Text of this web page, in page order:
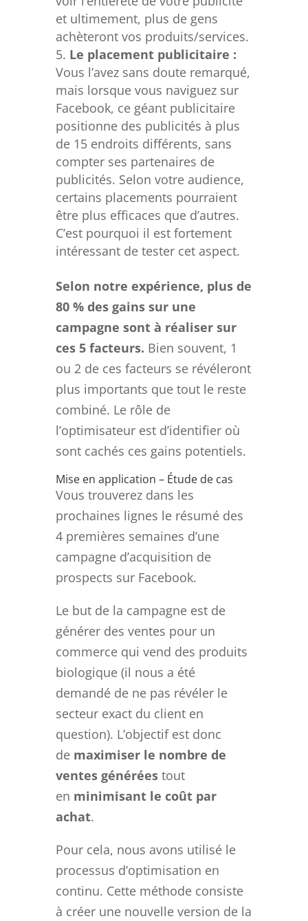
et ultimement, plus de gens
achèteront vos produits/services.
Le placement publicitaire :
Vous l’avez sans doute remarqué,
mais lorsque vous naviguez sur
Facebook, ce géant publicitaire
positionne des publicités à plus
de 15 endroits différents, sans
compter ses partenaires de
publicités. Selon votre audience,
certains placements pourraient
être plus efficaces que d’autres.
C’est pourquoi il est fortement
intéressant de tester cet aspect.
Selon notre expérience, plus de
80 % des gains sur une
campagne sont à réaliser sur
ces 5 facteurs. Bien souvent, 1
ou 2 de ces facteurs se révéleront
plus importants que tout le reste
combiné. Le rôle de
l’optimisateur est d’identifier où
sont cachés ces gains potentiels.
Mise en application – Étude de cas
Vous trouverez dans les
prochaines lignes le résumé des
4 premières semaines d’une
campagne d’acquisition de
prospects sur Facebook.
Le but de la campagne est de
générer des ventes pour un
commerce qui vend des produits
biologique (il nous a été
demandé de ne pas révéler le
secteur exact du client en
question). L’objectif est donc
de maximiser le nombre de
ventes généréestout
en minimisant le coût par
achat.
Pour cela, nous avons utilisé le
processus d’optimisation en
continu. Cette méthode consiste
à créer une nouvelle version de la